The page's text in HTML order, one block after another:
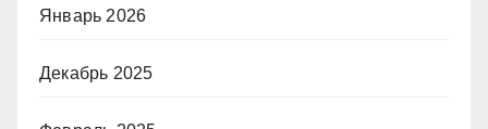
Январь 2026
Декабрь 2025